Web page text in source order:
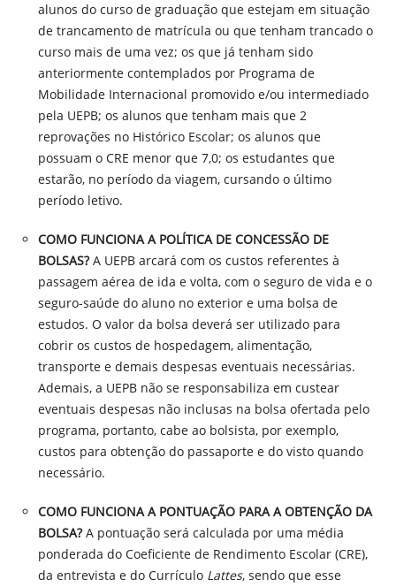
alunos do curso de graduação que estejam em situação
de trancamento de matrícula ou que tenham trancado o
curso mais de uma vez; os que já tenham sido
anteriormente contemplados por Programa de
Mobilidade Internacional promovido e/ou intermediado
pela UEPB; os alunos que tenham mais que 2
reprovações no Histórico Escolar; os alunos que
possuam o CRE menor que 7,0; os estudantes que
estarão, no período da viagem, cursando o último
período letivo.
COMO FUNCIONA A POLÍTICA DE CONCESSÃO DE
BOLSAS? A UEPB arcará com os custos referentes à
passagem aérea de ida e volta, com o seguro de vida e o
seguro-saúde do aluno no exterior e uma bolsa de
estudos. O valor da bolsa deverá ser utilizado para
cobrir os custos de hospedagem, alimentação,
transporte e demais despesas eventuais necessárias.
Ademais, a UEPB não se responsabiliza em custear
eventuais despesas não inclusas na bolsa ofertada pelo
programa, portanto, cabe ao bolsista, por exemplo,
custos para obtenção do passaporte e do visto quando
necessário.
COMO FUNCIONA A PONTUAÇÃO PARA A OBTENÇÃO DA
BOLSA? A pontuação será calculada por uma média
ponderada do Coeficiente de Rendimento Escolar (CRE),
da entrevista e do Currículo Lattes, sendo que esse